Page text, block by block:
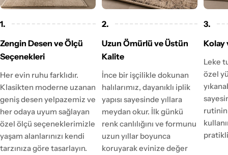
1.
Zengin Desen ve Ölçü
Seçenekleri
Her evin ruhu farklıdır.
Klasikten moderne uzanan
geniş desen yelpazemiz ve
her odaya uyum sağlayan
özel ölçü seçeneklerimizle
yaşam alanlarınızı kendi
tarzınıza göre tasarlayın.
2.
Uzun Ömürlü ve Üstün
Kalite
İnce bir işçilikle dokunan
halılarımız, dayanıklı iplik
yapısı sayesinde yıllara
meydan okur. İlk günkü
renk canlılığını ve formunu
uzun yıllar boyunca
koruyarak evinize değer
3.
Kolay
Leke
özel